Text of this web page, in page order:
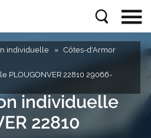
individuelle
Côtes-d'Armor
PLOUGONVER 22810 29066-
individuelle
22810